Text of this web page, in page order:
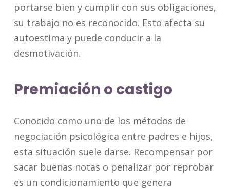
portarse bien y cumplir con sus obligaciones,
su trabajo no es reconocido. Esto afecta su
autoestima y puede conducir a la
desmotivación.
Premiación o castigo
Conocido como uno de los métodos de
negociación psicológica entre padres e hijos,
esta situación suele darse. Recompensar por
sacar buenas notas o penalizar por reprobar
es un condicionamiento que genera